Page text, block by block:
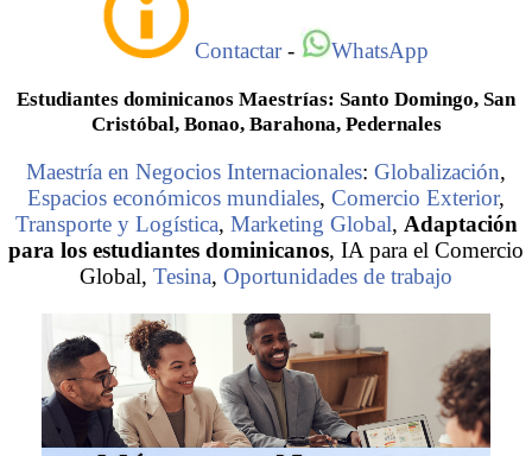
Contactar- WhatsApp
Estudiantes dominicanos Maestrías: Santo Domingo, San
Cristóbal, Bonao, Barahona, Pedernales
Maestría en Negocios Internacionales: Globalización,
Espacios económicos mundiales, Comercio Exterior,
Transporte y Logística, Marketing Global, Adaptación
para los estudiantes dominicanos, IA para el Comercio
Global, Tesina, Oportunidades de trabajo